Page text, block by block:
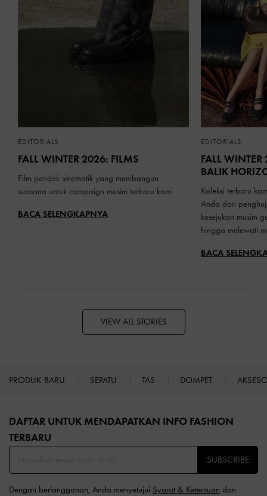
EDITORIALS
FALL WINTER 2026: FILMS
Film pendek sinematik yang membangun
suasana untuk campaign musim terbaru kami
BACA SELENGKAPNYA
EDITORIALS
FALL
BALIK
Koleksi terbaru
Anda dari
kesejukan musim
hingga melewati
BACA
VIEW ALL STORIES
PRODUK BARU SEPATU TAS DOMPET
DAFTAR UNTUK MENDAPATKAN INFO FASHION
TERBARU​
SUBSCRIBE
Dengan berlangganan, Anda menyetujui Syarat & Ketentuan dan